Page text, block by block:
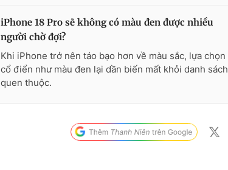
iPhone 18 Pro sẽ không có màu đen được nhiều
người chờ đợi?
Khi iPhone trở nên táo bạo hơn về màu sắc, lựa chọn
cổ điển như màu đen lại dần biến mất khỏi danh sách
quen thuộc.